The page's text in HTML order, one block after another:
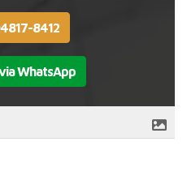
8412
WhatsApp